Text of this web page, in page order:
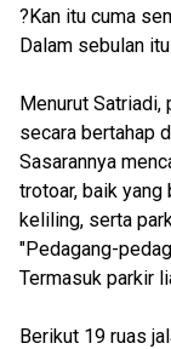
?Kan itu cuma
Dalam sebulan
Menurut Satriadi,
secara bertahap
Sasarannya
trotoar, baik
keliling, serta
"Pedagang-
Termasuk parkir
Berikut 19 ruas